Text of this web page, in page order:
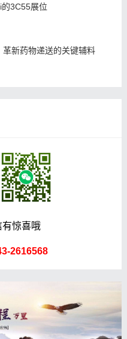
3C55展位
新药物递送的关键辅料
有惊喜哦
2616568